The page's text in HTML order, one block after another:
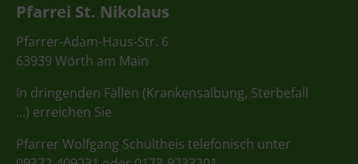
Pfarrei St. Nikolaus
Pfarrer-Adam-Haus-Str. 6
63939 Wörth am Main
In dringenden Fällen (Krankensalbung, Sterbefall
…) erreichen Sie
Pfarrer Wolfgang Schultheis telefonisch unter